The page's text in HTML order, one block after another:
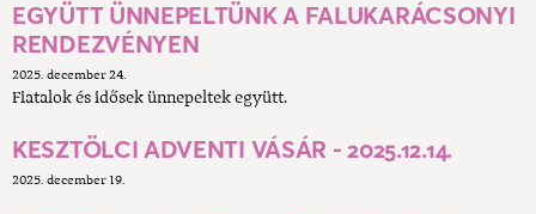
EGYÜTT ÜNNEPELTÜNK A FALUKARÁCSONYI
RENDEZVÉNYEN
2025. december 24.
Fiatalok és idősek ünnepeltek együtt.
KESZTÖLCI ADVENTI VÁSÁR - 2025.12.14.
2025. december 19.